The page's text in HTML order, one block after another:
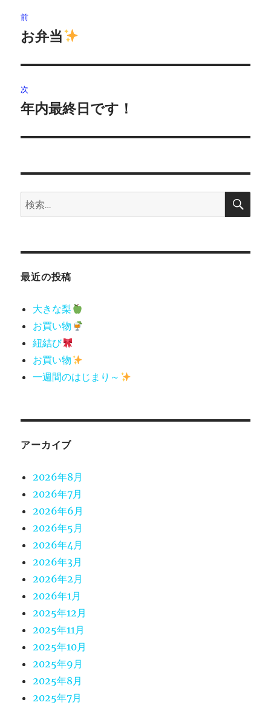
稿
ビ
ゲ
ー
ン
前
前
投
稿:
お弁当
次
次
投
年内最終日です！
検
索:
検
最近の投稿
大きな梨
お買い物
紐結び
お買い物
一週間のはじまり～
アーカイブ
2026年8月
2026年7月
2026年6月
2026年5月
2026年4月
2026年3月
2026年2月
2026年1月
2025年12月
2025年11月
2025年10月
2025年9月
2025年8月
2025年7月